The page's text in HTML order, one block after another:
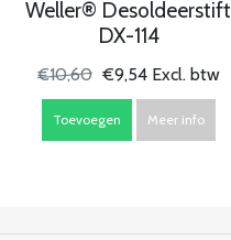
Weller® Desoldeerstift
DX-114
€10,60 €9,54 Excl. btw
Toevoegen Meer info